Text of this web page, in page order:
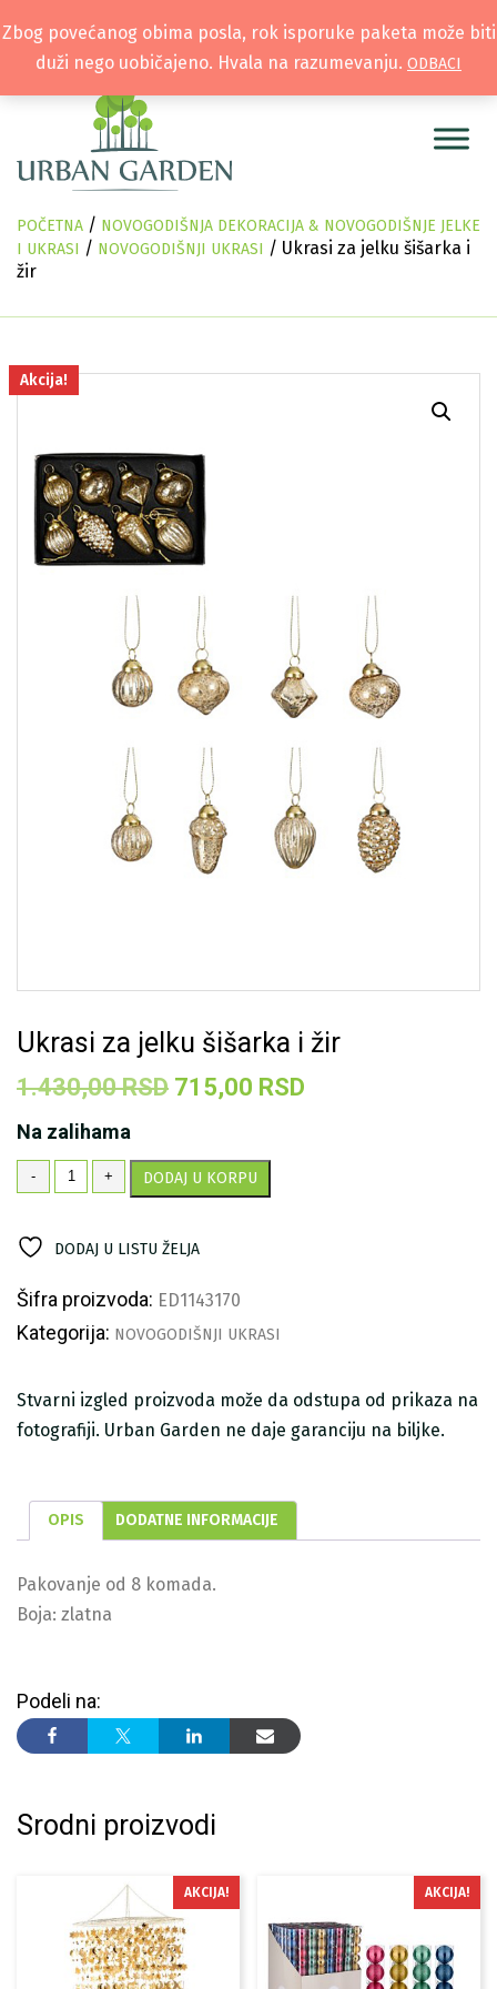
POČETNA / NOVOGODIŠNJA DEKORACIJA & NOVOGODIŠNJE JELKE
I UKRASI / NOVOGODIŠNJI UKRASI / Ukrasi za jelku šišarka i
žir
Akcija!
Ukrasi za jelku šišarka i žir
1.430,00RSD Originalna
bila:
715,00 RSD
Na zalihama
-
Ukrasi
za
i
količina
+ DODAJ U KORPU
DODAJ U LISTU ŽELJA
Šifra proizvoda: ED1143170
Kategorija: NOVOGODIŠNJI UKRASI
Stvarni izgled proizvoda može da odstupa od prikaza na
fotografiji. Urban Garden ne daje garanciju na biljke.
OPIS DODATNE INFORMACIJE
Pakovanje od 8 komada.
Boja: zlatna
Podeli na:
Srodni proizvodi
AKCIJA! AKCIJA!
Zbog povećanog obima posla, rok isporuke paketa može biti
duži nego uobičajeno. Hvala na razumevanju. ODBACI